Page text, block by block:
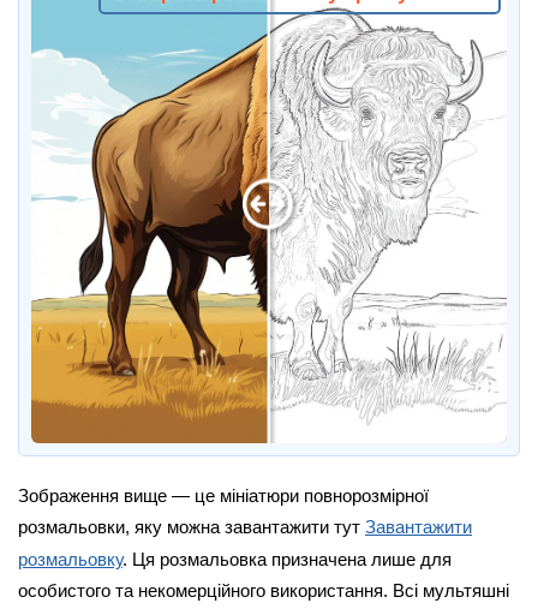
Зображення вище — це мініатюри повнорозмірної
розмальовки, яку можна завантажити тут Завантажити
розмальовку. Ця розмальовка призначена лише для
особистого та некомерційного використання. Всі мультяшні